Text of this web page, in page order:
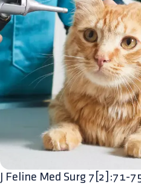
J Feline Med Surg 7[2]:71-